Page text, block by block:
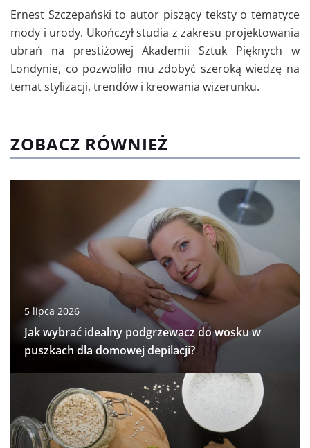
Ernest Szczepański to autor piszący teksty o tematyce
mody i urody. Ukończył studia z zakresu projektowania
ubrań na prestiżowej Akademii Sztuk Pięknych w
Londynie, co pozwoliło mu zdobyć szeroką wiedzę na
temat stylizacji, trendów i kreowania wizerunku.
ZOBACZ RÓWNIEŻ
5 lipca 2026
Jak wybrać idealny podgrzewacz do wosku w
puszkach dla domowej depilacji?